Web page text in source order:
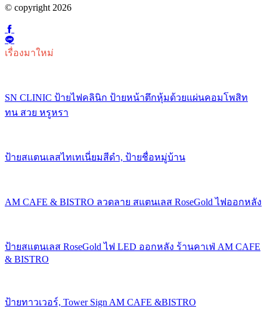
© copyright 2026
เรื่องมาใหม่
SN CLINIC ป้ายไฟคลินิก ป้ายหน้าตึกหุ้มด้วยแผ่นคอมโพสิท
ทน สวย หรูหรา
ป้ายสแตนเลสไทเทเนี่ยมสีดำ, ป้ายชื่อหมู่บ้าน
AM CAFE & BISTRO ลวดลาย สแตนเลส RoseGold ไฟออกหลัง
ป้ายสแตนเลส RoseGold ไฟ LED ออกหลัง ร้านคาเฟ่ AM CAFE
& BISTRO
ป้ายทาวเวอร์, Tower Sign AM CAFE &BISTRO